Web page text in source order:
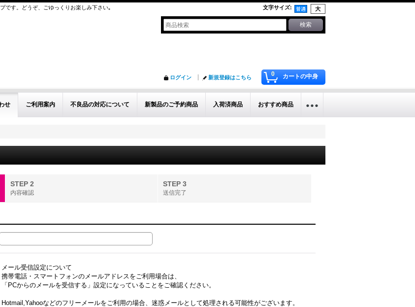
です。どうぞ、ごゆっくりお楽しみ下さい｡ 文字サイズ:
0 カートの中身
ログイン 新規登録はこちら
せ ご利用案内 不良品の対応について 新製品のご予約商品 入荷済商品 おすすめ商品
STEP 2
内容確認
STEP 3
送信完了
メール受信設定について
携帯電話・スマートフォンのメールアドレスをご利用場合は、
「PCからのメールを受信する」設定になっていることをご確認ください。
Hotmail,Yahooなどのフリーメールをご利用の場合、迷惑メールとして処理される可能性がございます。